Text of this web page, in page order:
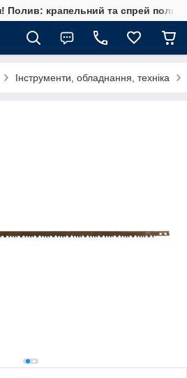
крапельний та спрей полив,
Інструменти, обладнання, техніка